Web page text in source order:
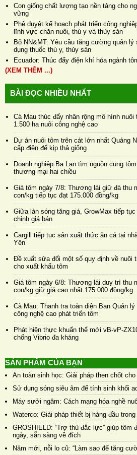
Con giống chất lượng tạo nền tảng cho
vững
Phê duyệt kế hoạch phát triển công
lĩnh vực chăn nuôi, thú y và thủy sản
Bộ NN&MT: Yêu cầu tăng cường quản
dụng thuốc thú y, thủy sản
Ecuador: Thúc đẩy điện khí hóa ngành
(XEM THÊM ...)
BÀI ĐỌC NHIỀU NHẤT
Cà Mau thúc đẩy nhân rộng mô hình
1.500 ha nuôi công nghệ cao
Dự án nuôi tôm trên cát lớn nhất Quảng
cấp điện để kịp thả giống
Doanh nghiệp Ba Lan tìm nguồn cung
thương mại hai chiều
Giá tôm ngày 7/8: Thương lái giữ đà thu
con/kg tiếp tục đạt 175.000 đồng/kg
Giữa làn sóng tăng giá, GrowMax tiếp
chỉnh giá bán
Cargill tiếp tục sản xuất thức ăn cá tại
Yên
Đề xuất sửa đổi một số quy định về nuôi
cho xuất khẩu tôm
Giá tôm ngày 6/8: Thương lái duy trì thu
con/kg giữ giá cao nhất 175.000 đồng/kg
Cà Mau: Thanh tra toàn diện Ban Quản
công nghệ cao phát triển tôm
Phát hiện thực khuẩn thể mới vB-vP-
chống Vibrio đa kháng
SẢN PHẨM CỦA BẠN
An toàn sinh học: Giải pháp then chốt
Sử dụng sóng siêu âm để tính sinh khối
Máy sưởi ngâm: Cách mạng hóa nghề
Waterco: Giải pháp thiết bị hàng đầu
GROSHIELD: “Trợ thủ đắc lực” giúp tôm
ngày, sẵn sàng về đích
Năm mới, nỗi lo cũ: “Làm sao để tăng